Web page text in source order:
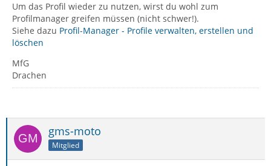
Um das Profil wieder zu nutzen, wirst du wohl zum
Profilmanager greifen müssen (nicht schwer!).
Siehe dazu Profil-Manager - Profile verwalten, erstellen und
löschen
MfG
Drachen
gms-moto
Mitglied